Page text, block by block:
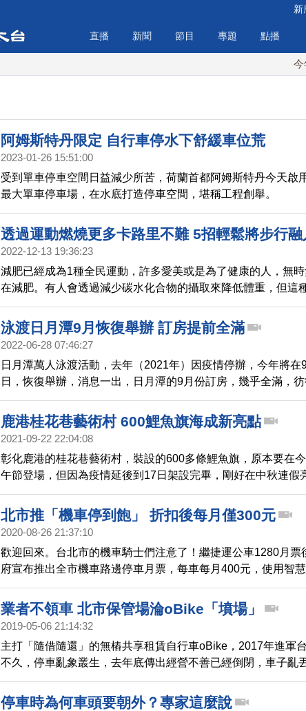
新
直播 新聞 節目 專題 點播
今年第
阿姆斯特丹限定 自行車停水下舒緩車位荒
2023-01-26 15:51:00
受到單車停車空間日益減少所苦，荷蘭首都阿姆斯特丹今天啟
最大單車停車場，在水底打造停車空間，堪稱工程創舉。
透過運動燃燒更多卡路里不難 5招輕鬆將步行融
活
2022-12-13 19:36:23
減肥已經成為1種全民運動，許多愛美或是為了健康的人，無
在減肥。有人會透過減少碳水化合物的攝取來降低體重，但這
很難長久堅持。還好有一些方法可以替代節食，例如降低卡路
取，或是透過運動鍛煉燃燒更多熱量。
泳渡日月潭9月恢復舉辦 訂房提前全滿
2022-06-28 07:46:27
日月潭萬人泳渡活動，去年（2021年）因疫情停辦，今年將在
日，恢復舉辦，消息一出，日月潭的9月份訂房，幾乎全滿，彷
疫情前的難得榮景。
鹿港桂花巷藝術村 600鯉魚旗海成新亮點
2021-09-22 22:04:08
彰化鹿港的桂花巷藝術村，裝設的600多條鯉魚旗，原本要在
午節登場，但因為疫情延後到17日架設完畢，剛好在中秋連假
結合「鯉魚躍龍門」的傳統吉慶象徵，成功讓遊客增加兩成以
晚上都有民眾前來拍照打卡。
北市推「機車停到飽」 折扣後每月僅300元
2020-08-26 21:37:10
歡迎回來。台北市的機車騎士們注意了！繼捷運公車1280月票
府宣布推出全市機車路邊停車月票，每車每月400元，使用智
線上購買，還可以再折價100元，只要300元。方便常停在各大
邊或收費區域的騎士，而且即日起機車一天無論停收費車格幾
只開一張單、收一次錢。
業者不領車 北市保管場淪oBike「墳場」
2019-05-06 21:14:32
主打「隨借隨還」的無樁共享租賃自行車oBike，2017年進軍
不久，停車亂象叢生，去年底傳出經營不善已經倒閉，車子亂
北市三大自行車保管場，就一共收容2157輛oBike，業者神隱
車，議員痛批，市府花上千萬處理oBike，全民埋單，幫業者擦
停車時為何車頭要朝外？專家這麼說